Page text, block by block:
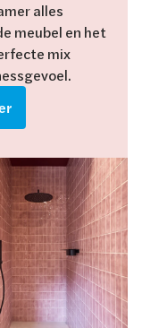
alles
meubel en het
mix